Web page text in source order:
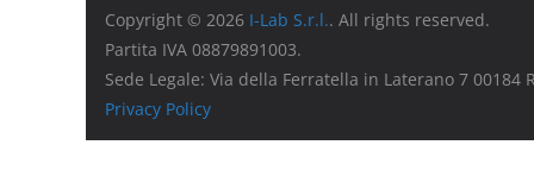
Copyright © 2026 I-Lab S.r.l.. All rights reserved.
Partita IVA 08879891003.
Sede Legale: Via della Ferratella in Laterano 7 00184
Privacy Policy